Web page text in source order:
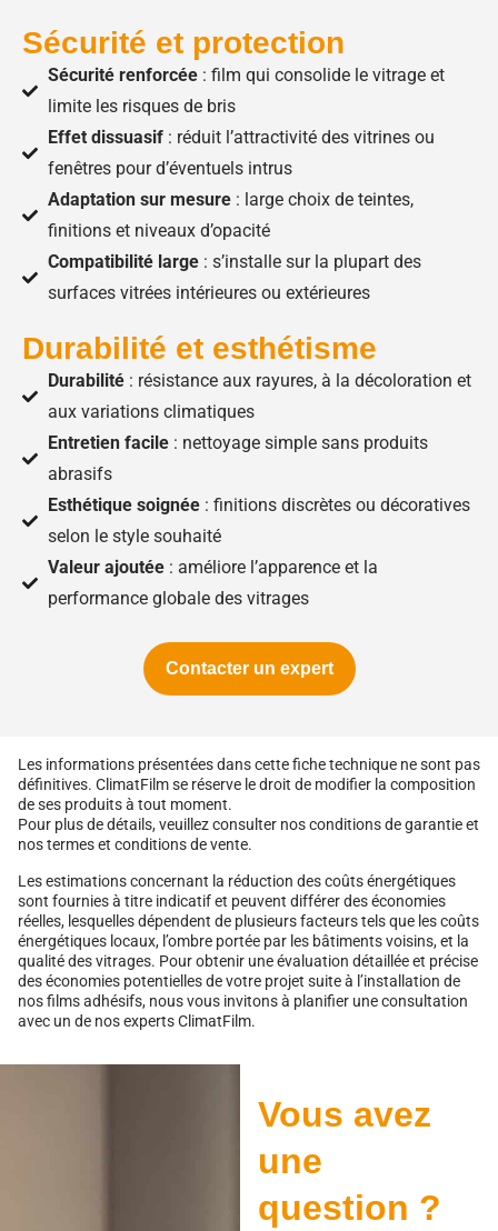
Sécurité et protection
Sécurité renforcée: film qui consolide le vitrage et
limite les risques de bris
Effet dissuasif: réduit l’attractivité des vitrines ou
fenêtres pour d’éventuels intrus
Adaptation sur mesure: large choix de teintes,
finitions et niveaux d’opacité
Compatibilité large: s’installe sur la plupart des
surfaces vitrées intérieures ou extérieures
Durabilité et esthétisme
Durabilité: résistance aux rayures, à la décoloration et
aux variations climatiques
Entretien facile: nettoyage simple sans produits
abrasifs
Esthétique soignée: finitions discrètes ou décoratives
selon le style souhaité
Valeur ajoutée: améliore l’apparence et la
performance globale des vitrages
Contacter un expert
Les informations présentées dans cette fiche technique ne sont pas
définitives. ClimatFilm se réserve le droit de modifier la composition
de ses produits à tout moment.
Pour plus de détails, veuillez consulter nos conditions de garantie et
nos termes et conditions de vente.
Les estimations concernant la réduction des coûts énergétiques
sont fournies à titre indicatif et peuvent différer des économies
réelles, lesquelles dépendent de plusieurs facteurs tels que les coûts
énergétiques locaux, l’ombre portée par les bâtiments voisins, et la
qualité des vitrages. Pour obtenir une évaluation détaillée et précise
des économies potentielles de votre projet suite à l’installation de
nos films adhésifs, nous vous invitons à planifier une consultation
avec un de nos experts ClimatFilm.
Vous avez
une
question ?